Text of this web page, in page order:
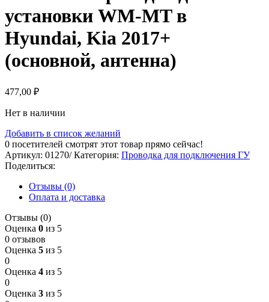
установки WM-MT в
Hyundai, Kia 2017+
(основной, антенна)
477,00 ₽
Нет в наличии
Добавить в список желаний
0 посетителей смотрят этот товар прямо сейчас!
Артикул: 01270/Категория: Проводка для подключения ГУ
Поделиться:
Отзывы (0)
Оплата и доставка
Отзывы (0)
Оценка 0 из 5
0 отзывов
Оценка 5 из 5
0
Оценка 4 из 5
0
Оценка 3 из 5